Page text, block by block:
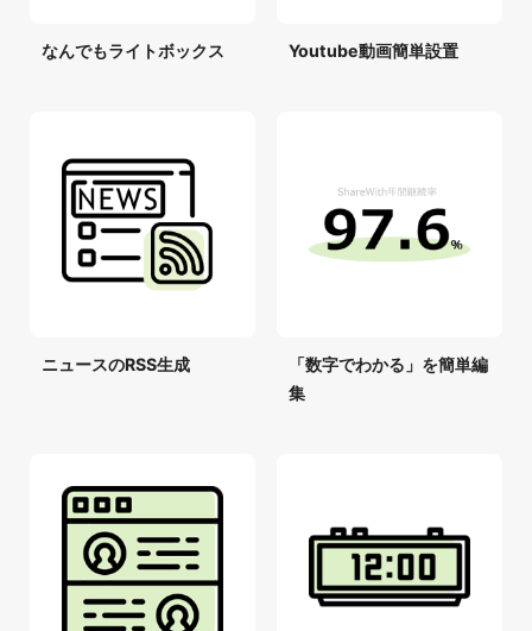
なんでもライトボックス Youtube動画簡単設置
ニュースのRSS生成
「数字でわかる」を簡単編
集